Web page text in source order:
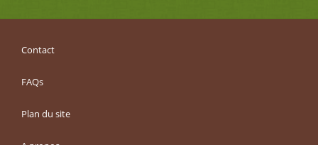
Contact
FAQs
Plan du site